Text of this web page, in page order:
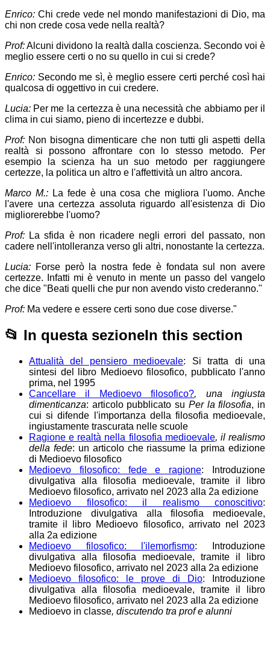
Enrico: Chi crede vede nel mondo manifestazioni di Dio, ma
chi non crede cosa vede nella realtà?
Prof:Alcuni dividono la realtà dalla coscienza. Secondo voi è
meglio essere certi o no su quello in cui si crede?
Enrico: Secondo me sì, è meglio essere certi perché così hai
qualcosa di oggettivo in cui credere.
Lucia: Per me la certezza è una necessità che abbiamo per il
clima in cui siamo, pieno di incertezze e dubbi.
Prof: Non bisogna dimenticare che non tutti gli aspetti della
realtà si possono affrontare con lo stesso metodo. Per
esempio la scienza ha un suo metodo per raggiungere
certezze, la politica un altro e l'affettività un altro ancora.
Marco M.:La fede è una cosa che migliora l'uomo. Anche
l'avere una certezza assoluta riguardo all'esistenza di Dio
migliorerebbe l'uomo?
Prof: La sfida è non ricadere negli errori del passato, non
cadere nell'intolleranza verso gli altri, nonostante la certezza.
Lucia: Forse però la nostra fede è fondata sul non avere
certezze. Infatti mi è venuto in mente un passo del vangelo
che dice "Beati quelli che pur non avendo visto crederanno."
Prof: Ma vedere e essere certi sono due cose diverse."
📂 In questa sezioneIn this section
Attualità del pensiero medioevale: Si tratta di una
sintesi del libro Medioevo filosofico, pubblicato l'anno
prima, nel 1995
Cancellare il Medioevo filosofico?, una ingiusta
dimenticanza: articolo pubblicato su Per la filosofia, in
cui si difende l'importanza della filosofia medioevale,
ingiustamente trascurata nelle scuole
Ragione e realtà nella filosofia medioevale, il realismo
della fede: un articolo che riassume la prima edizione
di Medioevo filosofico
Medioevo filosofico: fede e ragione: Introduzione
divulgativa alla filosofia medioevale, tramite il libro
Medioevo filosofico, arrivato nel 2023 alla 2a edizione
Medioevo filosofico: il realismo conoscitivo:
Introduzione divulgativa alla filosofia medioevale,
tramite il libro Medioevo filosofico, arrivato nel 2023
alla 2a edizione
Medioevo filosofico: l'ilemorfismo: Introduzione
divulgativa alla filosofia medioevale, tramite il libro
Medioevo filosofico, arrivato nel 2023 alla 2a edizione
Medioevo filosofico: le prove di Dio: Introduzione
divulgativa alla filosofia medioevale, tramite il libro
Medioevo filosofico, arrivato nel 2023 alla 2a edizione
Medioevo in classe, discutendo tra prof e alunni